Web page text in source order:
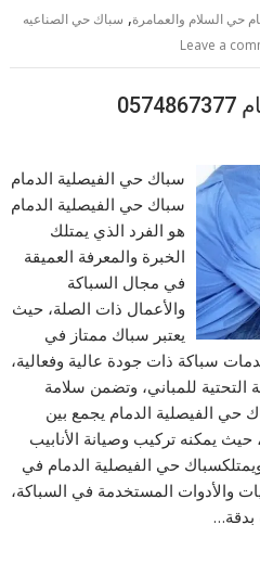
حي السلام والعمامرة, سباك حي الصناعيه
Leave a
سباك حي الفيصلية الدمام
سباك حي الفيصلية الدمام
هو الفرد الذي يمتلك
الخبرة والمعرفة العميقة
في مجال السباكة
والأعمال ذات الصلة، حيث
يعتبر سباك ممتاز في
سباكة ذات جودة عالية وفعالية،
التحتية للمباني، وتضمن سلامة
حي الفيصلية الدمام يجمع بين
حيث يمكنه تركيب وصيانة الأنابيب
حي الفيصلية الدمام في
والأدوات المستخدمة في السباكة،